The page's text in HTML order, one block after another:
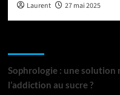
Laurent 27 mai 2025
Sophrologie : une solution
l’addiction au sucre ?